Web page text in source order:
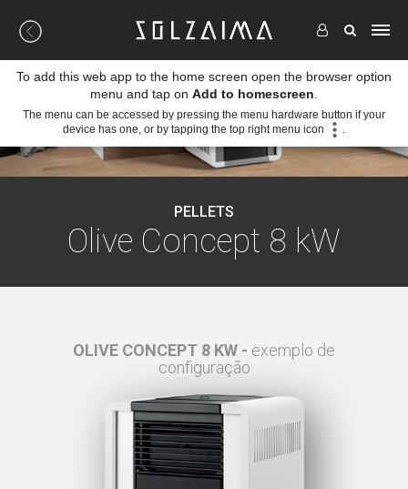
PELLETS
Olive Concept 8 kW
OLIVE CONCEPT 8 KW - exemplo de
configuração
To add this web app to the home screen open the browser option
menu and tap on Add to homescreen
The menu can be accessed by pressing the menu hardware button if your
device has one, or by tapping the top right menu icon
.